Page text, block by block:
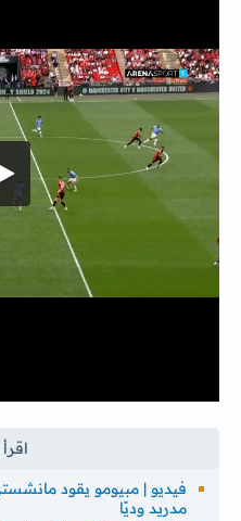
فيديو | مبيومو يقود
مدريد وديًا